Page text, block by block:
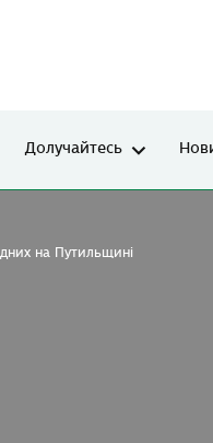
Долучайтесь
на Путильщині